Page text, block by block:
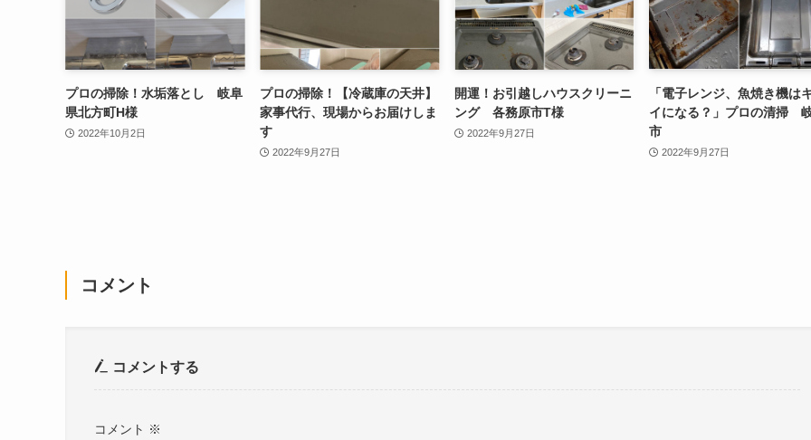
プロの掃除！水垢落とし 岐阜
県北方町H様
2022年10月2日
プロの掃除！【冷蔵庫の天井】
家事代行、現場からお届けしま
す
2022年9月27日
開運！お引越しハウスクリーニ
ング 各務原市T様
2022年9月27日
「電子レンジ、魚焼き機は
イになる？」プロの清掃
市
2022年9月27日
コメント
コメントする
コメント ※